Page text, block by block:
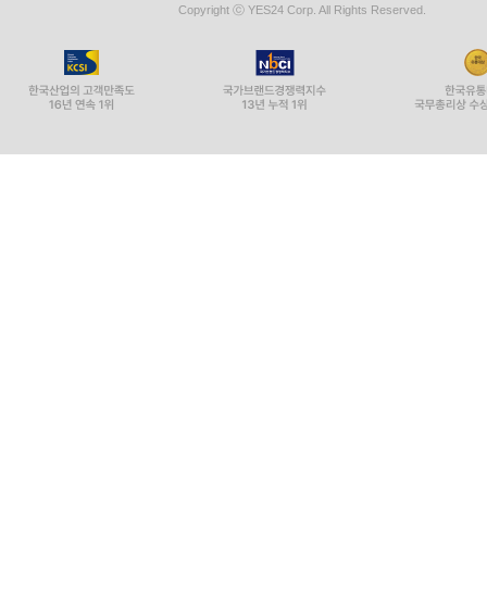
Copyright ⓒ YES24 Corp. All Rights Reserved.